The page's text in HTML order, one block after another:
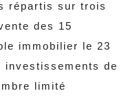
répartis sur trois
des 15
immobilier le 23
de
limité